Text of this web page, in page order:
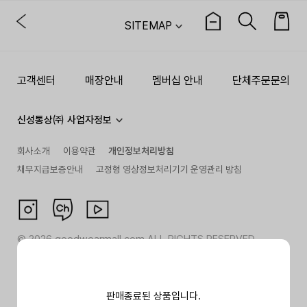
판매종료된 상품입니다.
SITEMAP
고객센터 매장안내 멤버십 안내 단체주문문의
신성통상㈜ 사업자정보
회사소개 이용약관
개인정보처리방침
채무지급보증안내
고정형 영상정보처리기기 운영관리 방침
©2026goodwearmall.com ALL RIGHTS RESERVED